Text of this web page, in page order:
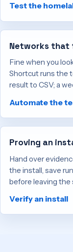
Test the
Networks that
Fine when you
Shortcut runs the
result to CSV; a
Automate the
Proving an
Hand over
the install, save
before leaving the
Verify an install